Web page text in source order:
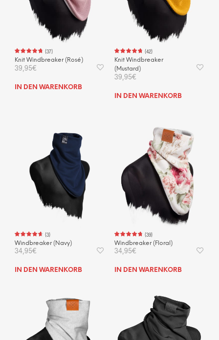
(37)
Knit Windbreaker (Rosé)
39,95€
IN DEN WARENKORB
(42)
Knit Windbreaker
(Mustard)
39,95€
IN DEN WARENKORB
(3)
Windbreaker (Navy)
34,95€
IN DEN WARENKORB
(39)
Windbreaker (Floral)
34,95€
IN DEN WARENKORB